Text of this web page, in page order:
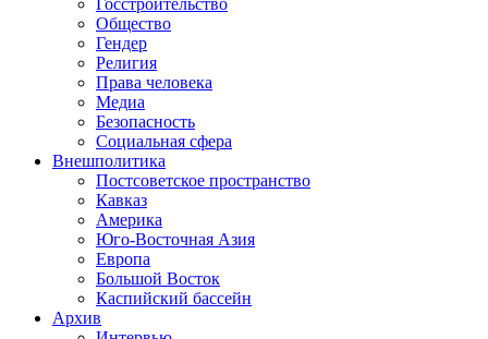
Госстроительство
Общество
Гендер
Религия
Права человека
Медиа
Безопасность
Социальная сфера
Внешполитика
Постсоветское пространство
Кавказ
Америка
Юго-Восточная Азия
Европа
Большой Восток
Каспийский бассейн
Архив